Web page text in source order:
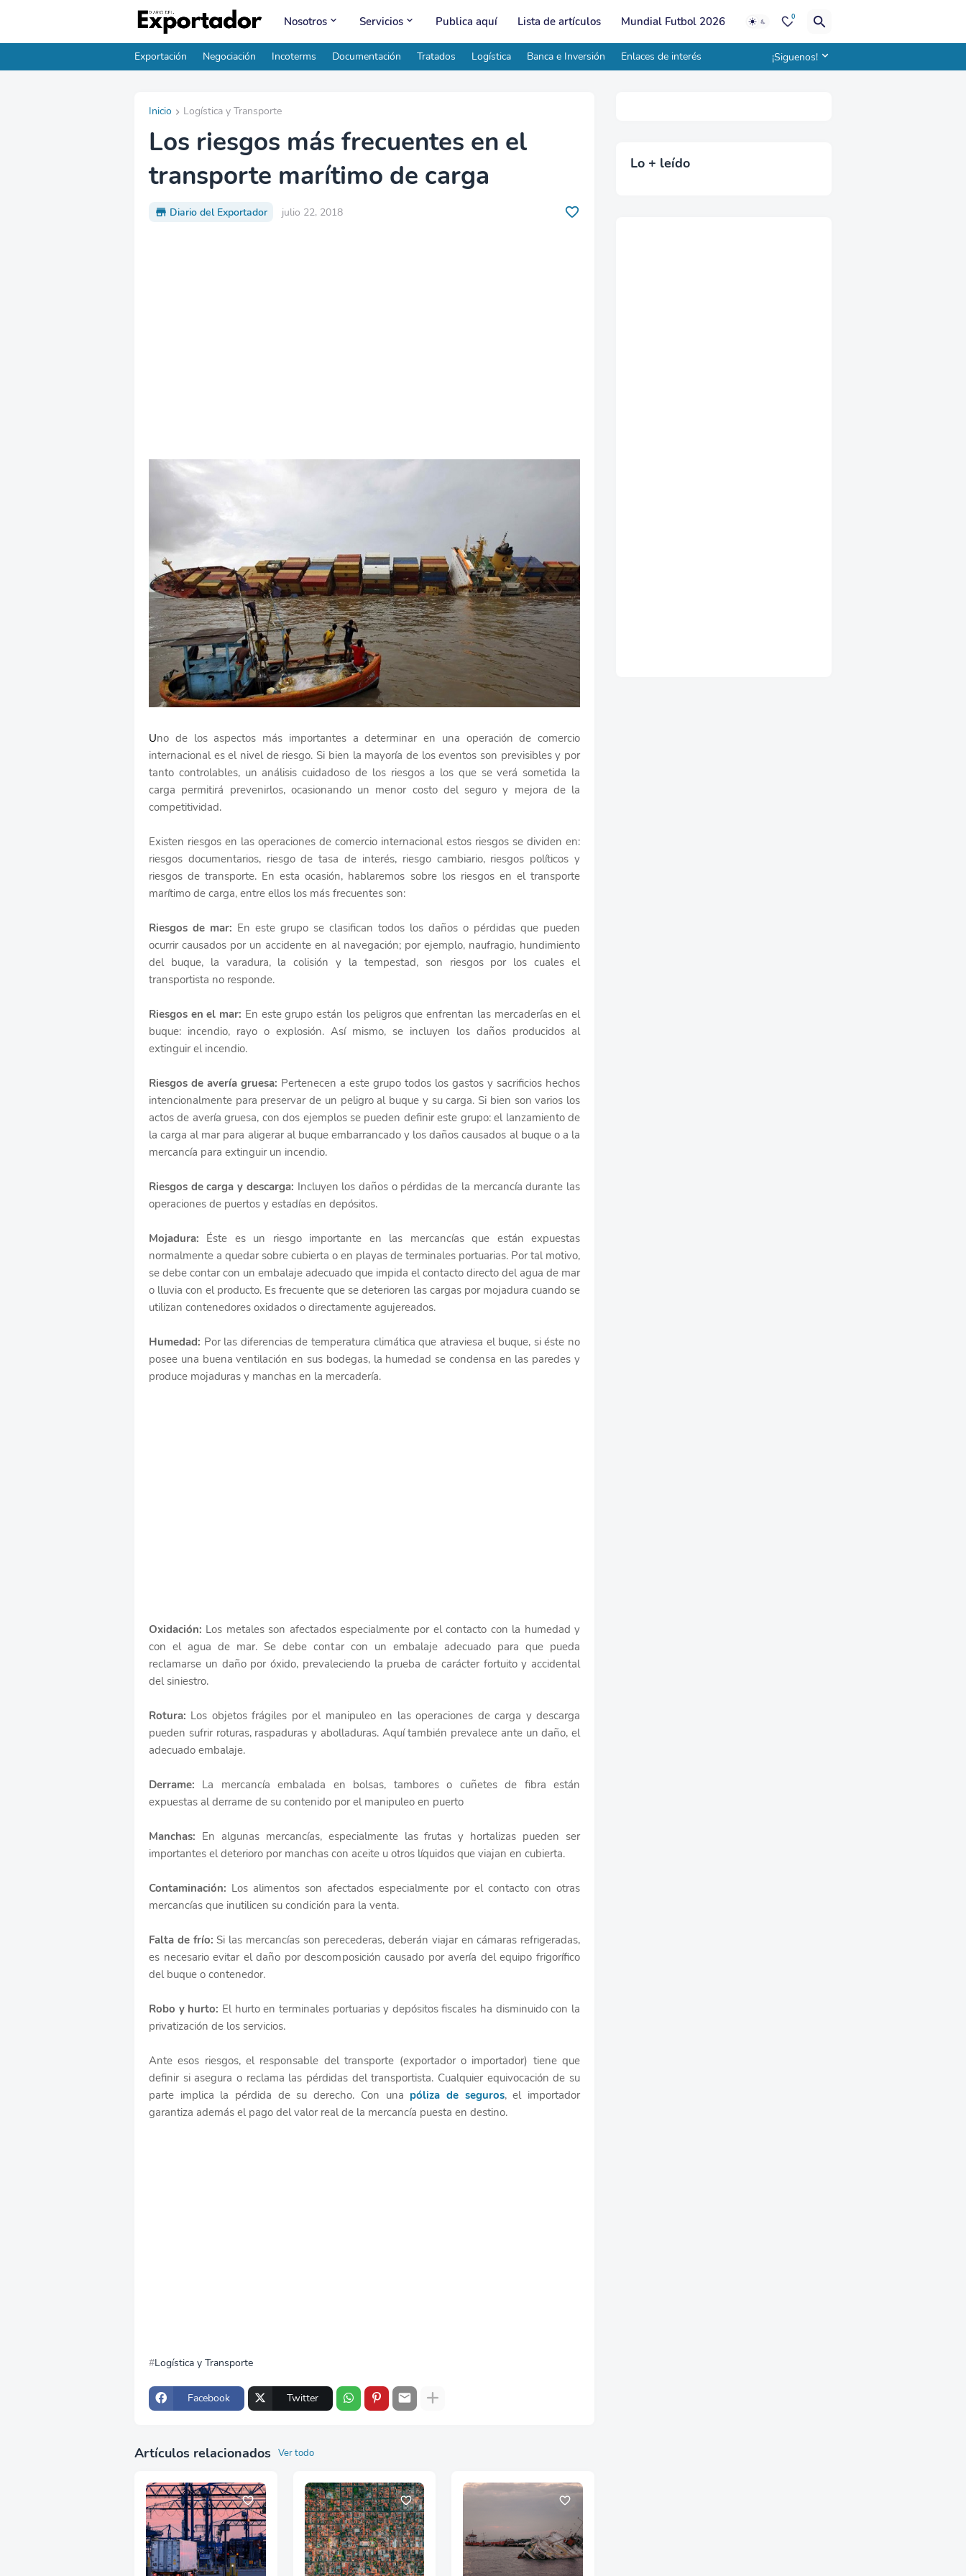
Nosotros Servicios Publica aquí Lista de artículos Mundial Futbol 2026 0
Exportación Negociación Incoterms Documentación Tratados Logística Banca e Inversión Enlaces de interés ¡Siguenos!
Inicio Logística y Transporte
Los riesgos más frecuentes en el
transporte marítimo de carga
Diario del Exportador julio 22, 2018
Uno de los aspectos más importantes a determinar en una operación de comercio
internacional es el nivel de riesgo. Si bien la mayoría de los eventos son previsibles y por
tanto controlables, un análisis cuidadoso de los riesgos a los que se verá sometida la
carga permitirá prevenirlos, ocasionando un menor costo del seguro y mejora de la
competitividad.
Existen riesgos en las operaciones de comercio internacional estos riesgos se dividen en:
riesgos documentarios, riesgo de tasa de interés, riesgo cambiario, riesgos políticos y
riesgos de transporte. En esta ocasión, hablaremos sobre los riesgos en el transporte
marítimo de carga, entre ellos los más frecuentes son:
Riesgos de mar: En este grupo se clasifican todos los daños o pérdidas que pueden
ocurrir causados por un accidente en al navegación; por ejemplo, naufragio, hundimiento
del buque, la varadura, la colisión y la tempestad, son riesgos por los cuales el
transportista no responde.
Riesgos en el mar: En este grupo están los peligros que enfrentan las mercaderías en el
buque: incendio, rayo o explosión. Así mismo, se incluyen los daños producidos al
extinguir el incendio.
Riesgos de avería gruesa: Pertenecen a este grupo todos los gastos y sacrificios hechos
intencionalmente para preservar de un peligro al buque y su carga. Si bien son varios los
actos de avería gruesa, con dos ejemplos se pueden definir este grupo: el lanzamiento de
la carga al mar para aligerar al buque embarrancado y los daños causados al buque o a la
mercancía para extinguir un incendio.
Riesgos de carga y descarga: Incluyen los daños o pérdidas de la mercancía durante las
operaciones de puertos y estadías en depósitos.
Mojadura: Éste es un riesgo importante en las mercancías que están expuestas
normalmente a quedar sobre cubierta o en playas de terminales portuarias. Por tal motivo,
se debe contar con un embalaje adecuado que impida el contacto directo del agua de mar
o lluvia con el producto. Es frecuente que se deterioren las cargas por mojadura cuando se
utilizan contenedores oxidados o directamente agujereados.
Humedad: Por las diferencias de temperatura climática que atraviesa el buque, si éste no
posee una buena ventilación en sus bodegas, la humedad se condensa en las paredes y
produce mojaduras y manchas en la mercadería.
Oxidación: Los metales son afectados especialmente por el contacto con la humedad y
con el agua de mar. Se debe contar con un embalaje adecuado para que pueda
reclamarse un daño por óxido, prevaleciendo la prueba de carácter fortuito y accidental
del siniestro.
Rotura: Los objetos frágiles por el manipuleo en las operaciones de carga y descarga
pueden sufrir roturas, raspaduras y abolladuras. Aquí también prevalece ante un daño, el
adecuado embalaje.
Derrame: La mercancía embalada en bolsas, tambores o cuñetes de fibra están
expuestas al derrame de su contenido por el manipuleo en puerto
Manchas: En algunas mercancías, especialmente las frutas y hortalizas pueden ser
importantes el deterioro por manchas con aceite u otros líquidos que viajan en cubierta.
Contaminación: Los alimentos son afectados especialmente por el contacto con otras
mercancías que inutilicen su condición para la venta.
Falta de frío: Si las mercancías son perecederas, deberán viajar en cámaras refrigeradas,
es necesario evitar el daño por descomposición causado por avería del equipo frigorífico
del buque o contenedor.
Robo y hurto: El hurto en terminales portuarias y depósitos fiscales ha disminuido con la
privatización de los servicios.
Ante esos riesgos, el responsable del transporte (exportador o importador) tiene que
definir si asegura o reclama las pérdidas del transportista. Cualquier equivocación de su
parte implica la pérdida de su derecho. Con una póliza de seguros, el importador
garantiza además el pago del valor real de la mercancía puesta en destino.
Logística y Transporte
Facebook Twitter
Artículos relacionados Ver todo
Lo + leído